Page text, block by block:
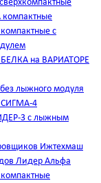
с
на ВАРИАТОРЕ
лыжного модуля
СИГМА-4
3 c лыжным
Ижтехмаш
Лидер Альфа